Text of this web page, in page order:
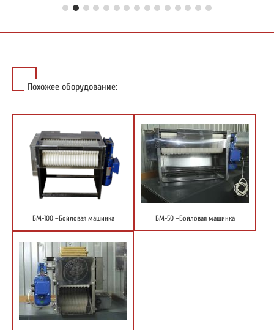
Похожее оборудование:
БМ-100 –Бойловая машинка БМ-50 –Бойловая машинка